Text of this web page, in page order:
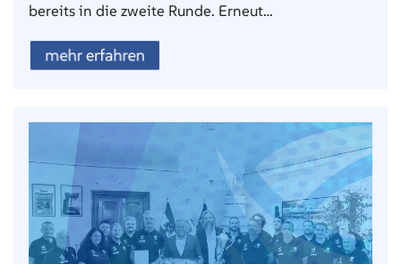
bereits in die zweite Runde. Erneut…
mehr erfahren